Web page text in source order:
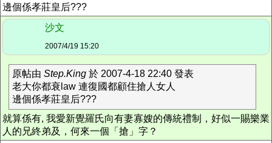
邊個係孝莊皇后???
沙文
2007/4/19 15:20
原帖由 Step.King 於 2007-4-18 22:40 發表
老大你都衰law 連復國都顧住搶人女人
邊個係孝莊皇后???
就算係有, 我愛新覺羅氏向有妻寡嫂的傳統禮制，好似一賜樂業
人的兄終弟及，何來一個「搶」字？